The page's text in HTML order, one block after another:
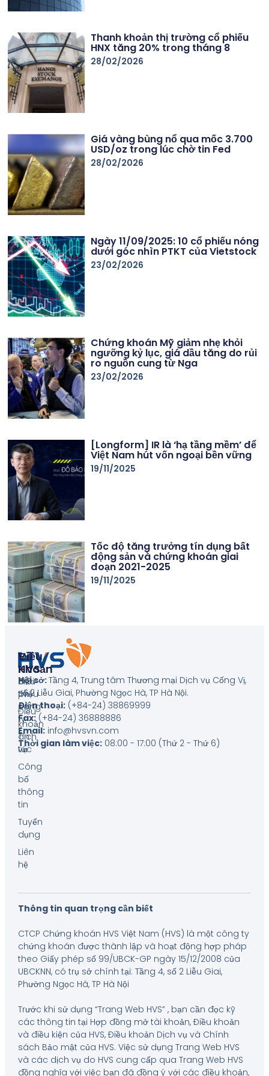
Thanh khoản thị trường cổ phiếu
HNX tăng 20% trong tháng 8
28/02/2026
Giá vàng bùng nổ qua mốc 3.700
USD/oz trong lúc chờ tin Fed
28/02/2026
Ngày 11/09/2025: 10 cổ phiếu nóng
dưới góc nhìn PTKT của Vietstock
23/02/2026
Chứng khoán Mỹ giảm nhẹ khỏi
ngưỡng kỷ lục, giá dầu tăng do rủi
ro nguồn cung từ Nga
23/02/2026
[Longform] IR là ‘hạ tầng mềm’ để
Việt Nam hút vốn ngoại bền vững
19/11/2025
Tốc độ tăng trưởng tín dụng bất
động sản và chứng khoán giai
đoạn 2021-2025
19/11/2025
Hội sở:Tầng 4, Trung tâm Thương mại Dịch vụ Cống Vị,
số 2 Liễu Giai, Phường Ngọc Hà, TP Hà Nội.
Điện thoại:(+84-24) 38869999
Fax:(+84-24) 36888886
Email:info@hvsvn.com
Thời gian làm việc:08:00 - 17:00 (Thứ 2 - Thứ 6)
Về
HVS
Giới
thiệu
công
ty
Tin
tức
Công
bố
thông
tin
Tuyển
dụng
Liên
hệ
Điều
Khoản
Biểu
phí
Điều
khoản
dịch
vụ
Thông tin quan trọng cần biết
CTCP Chứng khoán HVS Việt Nam (HVS) là một công ty
chứng khoán được thành lập và hoạt động hợp pháp
theo Giấy phép số 99/UBCK-GP ngày 15/12/2008 của
UBCKNN, có trụ sở chính tại: Tầng 4, số 2 Liễu Giai,
Phường Ngọc Hà, TP Hà Nội
Trước khi sử dụng “Trang Web HVS” , bạn cần đọc kỹ
các thông tin tại Hợp đồng mở tài khoản, Điều khoản
và điều kiện của HVS, Điều khoản Dịch vụ và Chính
sách Bảo mật của HVS. Việc sử dụng Trang Web HVS
và các dịch vụ do HVS cung cấp qua Trang Web HVS
đồng nghĩa với việc bạn đã đồng ý với các điều khoản,